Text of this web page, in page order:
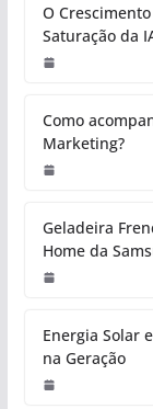
O
Saturação da
Como
Marketing?
Geladeira
Home da
Energia Solar
na Geração